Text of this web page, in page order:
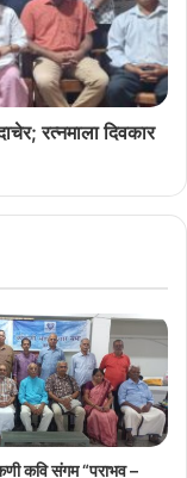
रत्नमाला दिवकार
कवि संगम “पराभव –